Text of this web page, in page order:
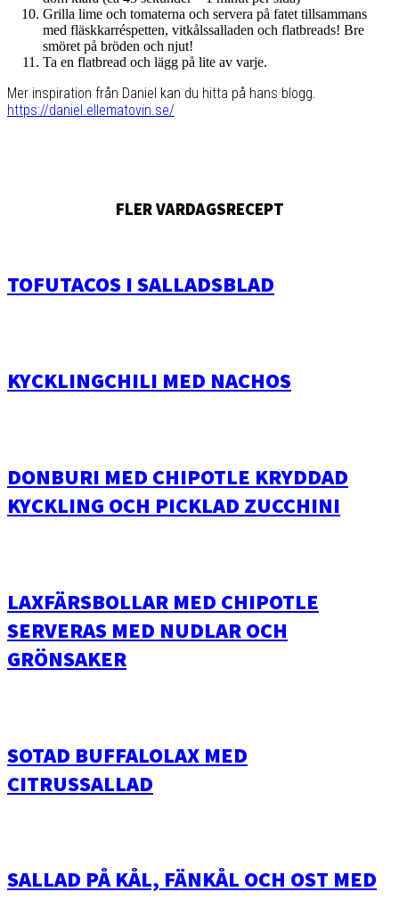
Grilla lime och tomaterna och servera på fatet tillsammans
med fläskkarréspetten, vitkålssalladen och flatbreads! Bre
smöret på bröden och njut!
Ta en flatbread och lägg på lite av varje.
Mer inspiration från Daniel kan du hitta på hans blogg.
https://daniel.ellematovin.se/
FLER VARDAGSRECEPT
TOFUTACOS I SALLADSBLAD
KYCKLINGCHILI MED NACHOS
DONBURI MED CHIPOTLE KRYDDAD
KYCKLING OCH PICKLAD ZUCCHINI
LAXFÄRSBOLLAR MED CHIPOTLE
SERVERAS MED NUDLAR OCH
GRÖNSAKER
SOTAD BUFFALOLAX MED
CITRUSSALLAD
SALLAD PÅ KÅL, FÄNKÅL OCH OST MED